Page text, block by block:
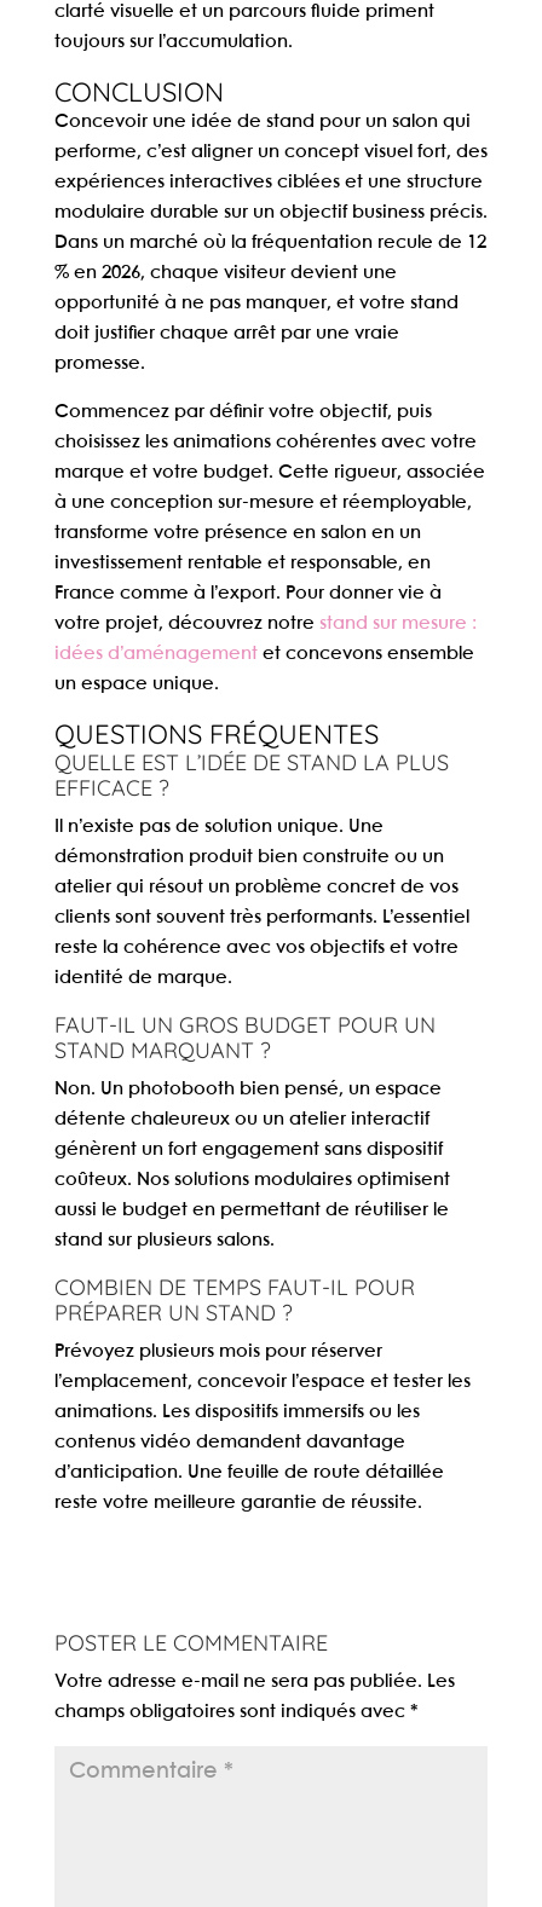
clarté visuelle et un parcours fluide priment
toujours sur l’accumulation.
CONCLUSION
Concevoir une idée de stand pour un salonqui
performe, c’est aligner un concept visuel fort, des
expériences interactives ciblées et une structure
modulaire durable sur un objectif business précis.
Dans un marché où la fréquentation recule de 12
% en 2026, chaque visiteur devient une
opportunité à ne pas manquer, et votre stand
doit justifier chaque arrêt par une vraie
promesse.
Commencez par définir votre objectif, puis
choisissez les animations cohérentes avec votre
marque et votre budget. Cette rigueur, associée
à une conception sur-mesure et réemployable,
transforme votre présence en salon en un
investissement rentable et responsable, en
France comme à l’export. Pour donner vie à
votre projet, découvrez notre stand sur mesure :
idées d’aménagementet concevons ensemble
un espace unique.
QUESTIONS FRÉQUENTES
QUELLE EST L’IDÉE DE STAND LA PLUS
EFFICACE ?
Il n’existe pas de solution unique. Une
démonstration produit bien construite ou un
atelier qui résout un problème concret de vos
clients sont souvent très performants. L’essentiel
reste la cohérence avec vos objectifs et votre
identité de marque.
FAUT-IL UN GROS BUDGET POUR UN
STAND MARQUANT ?
Non. Un photobooth bien pensé, un espace
détente chaleureux ou un atelier interactif
génèrent un fort engagement sans dispositif
coûteux. Nos solutions modulaires optimisent
aussi le budget en permettant de réutiliser le
stand sur plusieurs salons.
COMBIEN DE TEMPS FAUT-IL POUR
PRÉPARER UN STAND ?
Prévoyez plusieurs mois pour réserver
l’emplacement, concevoir l’espace et tester les
animations. Les dispositifs immersifs ou les
contenus vidéo demandent davantage
d’anticipation. Une feuille de route détaillée
reste votre meilleure garantie de réussite.
POSTER LE COMMENTAIRE
Votre adresse e-mail ne sera pas publiée. Les
champs obligatoires sont indiqués avec *